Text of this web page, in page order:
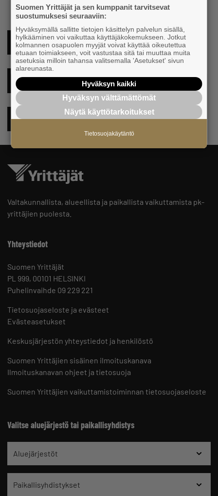
FACEBOOK
LINKEDIN
INSTAGRAM
Valtakunnallista, alueellista ja paikallista vaikuttamista pk-
yrittäjien puolesta.
Yhteystiedot
Suomen Yrittäjät
PL 999, 00101 HELSINKI
Puhelinvaihde 09 229 221
Tietosuojaseloste ja evästeet
Evästeasetukset
Keskusjärjestön yhteystiedot ja henkilöstö
Suomen Yrittäjien sisäinen ilmoituskanava
Ilmoituskanavan ohjeet ja tietosuoja
Suomen Yrittäjien vaikuttamistoiminnan tietosuojaseloste
Valitse aluejärjestö tai paikallisyhdistys
Aluejärjestöt
Paikallisyhdistykset
Suomen Yrittäjät ja sen kumppanit tarvitsevat
suostumuksesi seuraaviin:
Hyväksymällä sallitte tietojen käsittelyn palvelun sisällä,
hylkääminen voi vaikuttaa käyttäjäkokemukseen. Jotkut
kolmannen osapuolen myyjät voivat käyttää oikeutettua
etuaan toimiakseen, voit vastustaa sitä tai muuttaa muita
asetuksia milloin tahansa valitsemalla 'Asetukset' sivun
alareunasta.
Hyväksyn kaikki
Hyväksyn välttämättömät
Näytä käyttötarkoitukset
Tietosuojakäytäntö